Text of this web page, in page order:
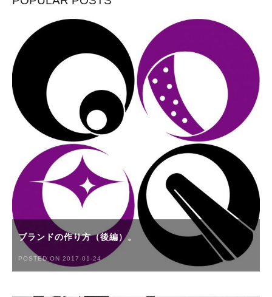
ブランドの作り方（後編）。
POSTED ON 2017-01-24